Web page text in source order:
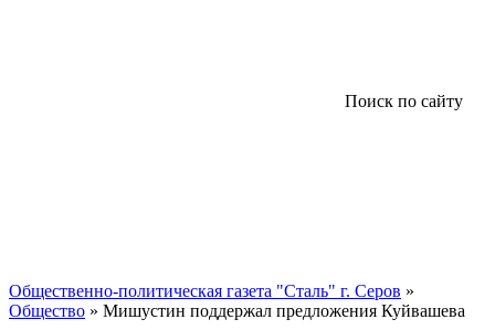
Поиск по сайту
Общественно-политическая газета "Сталь" г. Серов »
Общество » Мишустин поддержал предложения Куйвашева